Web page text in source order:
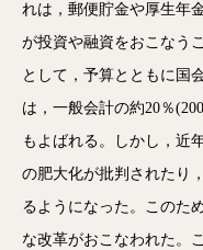
れは，郵便貯金や厚生年
が投資や融資をおこなう
として，予算とともに国
は，一般会計の約20％
もよばれる。しかし，近
の肥大化が批判されたり
るようになった。このた
な改革がおこなわれた。